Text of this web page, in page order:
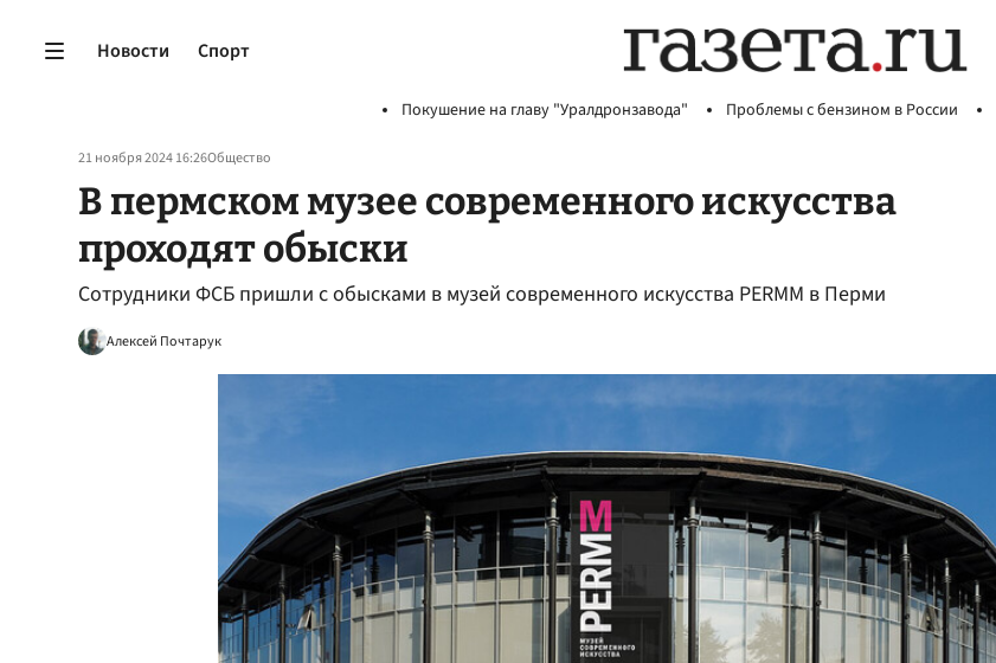
Новости Спорт
Покушение на главу "Уралдронзавода" Проблемы с бензином в России
21 ноября 2024 16:26Общество
В пермском музее современного искусства
проходят обыски
Сотрудники ФСБ пришли с обысками в музей современного искусства PERMM в Перми
Алексей Почтарук